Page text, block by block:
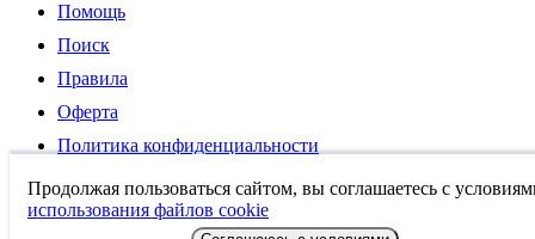
Помощь
Поиск
Правила
Оферта
Политика конфиденциальности
Отказ от ответственности
Продолжая пользоваться сайтом, вы соглашаетесь с
использования файлов cookie